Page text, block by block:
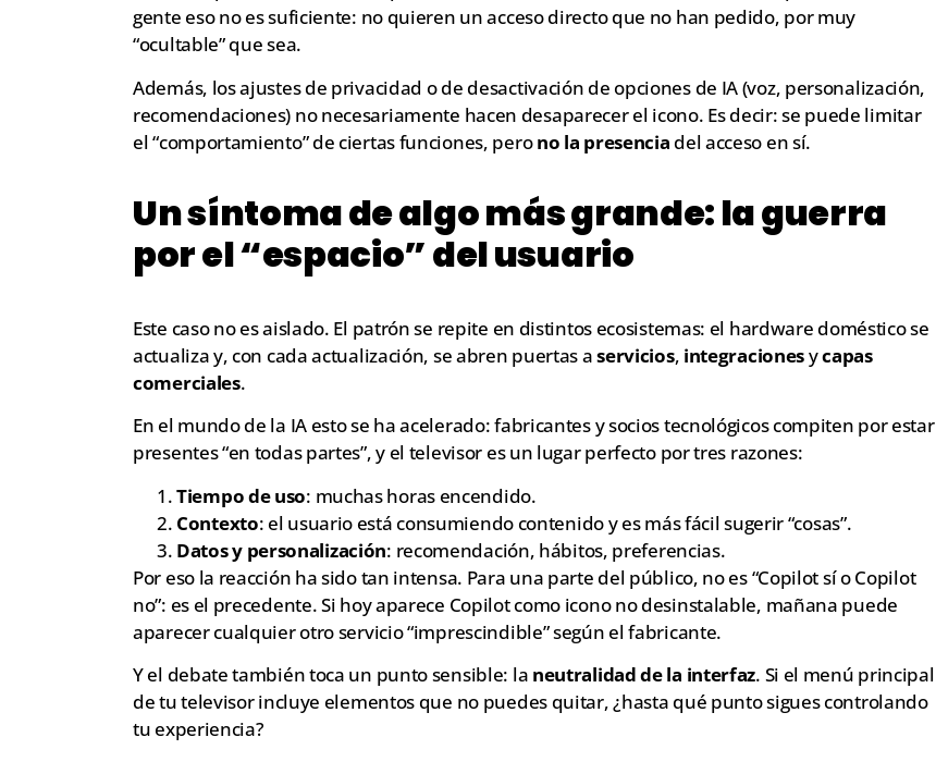
gente eso no es suficiente: no quieren un acceso directo que no han pedido, por muy
“ocultable” que sea.
Además, los ajustes de privacidad o de desactivación de opciones de IA (voz, personalización,
recomendaciones) no necesariamente hacen desaparecer el icono. Es decir: se puede limitar
el “comportamiento” de ciertas funciones, perono la presencia del acceso en sí.
Un síntoma de algo más grande: la guerra
por el “espacio” del usuario
Este caso no es aislado. El patrón se repite en distintos ecosistemas: el hardware doméstico se
actualiza y, con cada actualización, se abren puertas aservicios, integracionesycapas
comerciales.
En el mundo de la IA esto se ha acelerado: fabricantes y socios tecnológicos compiten por estar
presentes “en todas partes”, y el televisor es un lugar perfecto por tres razones:
Tiempo de uso: muchas horas encendido.
Contexto: el usuario está consumiendo contenido y es más fácil sugerir “cosas”.
Datos y personalización: recomendación, hábitos, preferencias.
Por eso la reacción ha sido tan intensa. Para una parte del público, no es “Copilot sí o Copilot
no”: es el precedente. Si hoy aparece Copilot como icono no desinstalable, mañana puede
aparecer cualquier otro servicio “imprescindible” según el fabricante.
Y el debate también toca un punto sensible: la neutralidad de la interfaz. Si el menú principal
de tu televisor incluye elementos que no puedes quitar, ¿hasta qué punto sigues controlando
tu experiencia?